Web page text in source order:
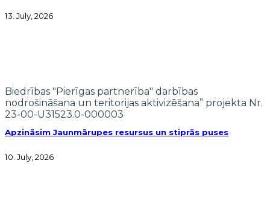
13. July, 2026
Apzināsim Jaunmārupes resursus un stiprās puses
10. July, 2026
Biedrības "Pierīgas partnerība" darbības
nodrošināšana un teritorijas aktivizēšana” projekta Nr.
23-00-U31523.0-000003